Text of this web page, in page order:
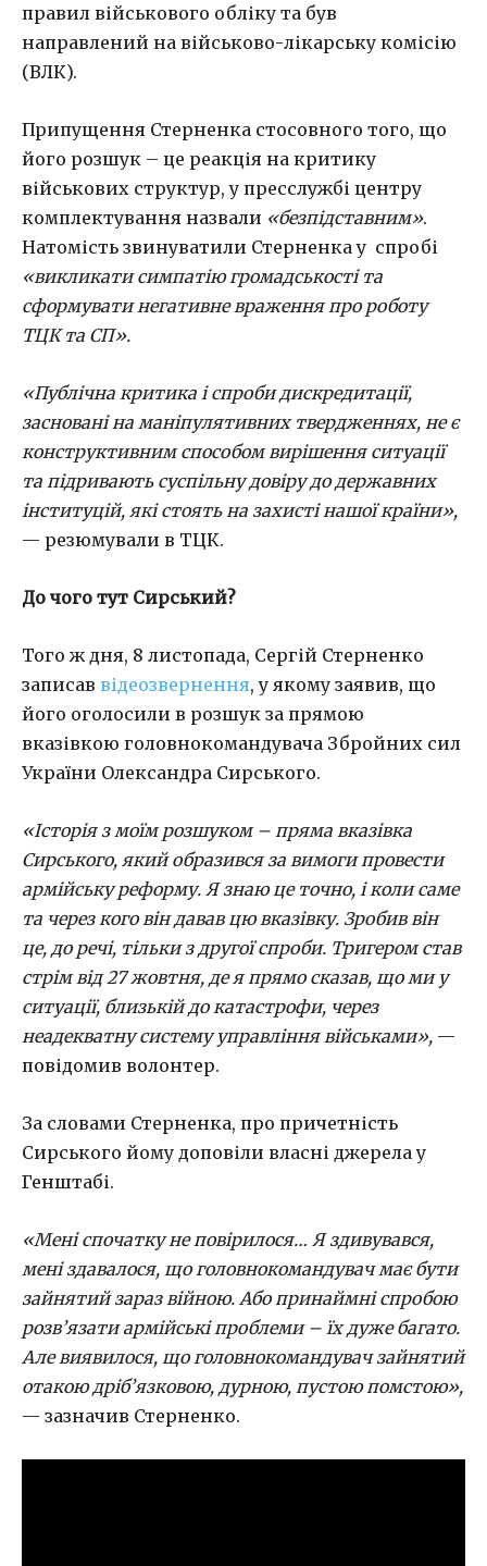
правил військового обліку та був
направлений на військово-лікарську комісію
(ВЛК).
Припущення Стерненка стосовного того, що
його розшук – це реакція на критику
військових структур, у пресслужбі центру
комплектування назвали «безпідставним».
Натомість звинуватили Стерненка у спробі
«викликати симпатію громадськості та
сформувати негативне враження про роботу
ТЦК та СП».
«Публічна критика і спроби дискредитації,
засновані на маніпулятивних твердженнях, не є
конструктивним способом вирішення ситуації
та підривають суспільну довіру до державних
інституцій, які стоять на захисті нашої країни»,
— резюмували в ТЦК.
До чого тут Сирський?
Того ж дня, 8 листопада, Сергій Стерненко
записав відеозвернення, у якому заявив, що
його оголосили в розшук за прямою
вказівкою головнокомандувача Збройних сил
України Олександра Сирського.
«Історія з моїм розшуком – пряма вказівка
Сирського, який образився за вимоги провести
армійську реформу. Я знаю це точно, і коли саме
та через кого він давав цю вказівку. Зробив він
це, до речі, тільки з другої спроби. Тригером став
стрім від 27 жовтня, де я прямо сказав, що ми у
ситуації, близькій до катастрофи, через
неадекватну систему управління військами», —
повідомив волонтер.
За словами Стерненка, про причетність
Сирського йому доповіли власні джерела у
Генштабі.
«Мені спочатку не повірилося… Я здивувався,
мені здавалося, що головнокомандувач має бути
зайнятий зараз війною. Або принаймні спробою
розв’язати армійські проблеми – їх дуже багато.
Але виявилося, що головнокомандувач зайнятий
отакою дріб’язковою, дурною, пустою помстою»,
— зазначив Стерненко.